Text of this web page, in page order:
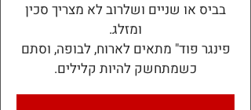
בביס או שניים ושלרוב לא מצריך סכין
פינגר פוד" מתאים לארוח, לבופה, וסתם
כשמתחשק להיות קלילים.